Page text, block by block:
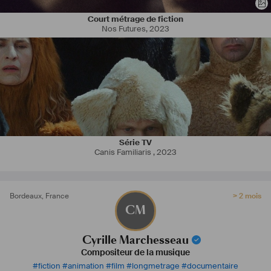
Court métrage de fiction
Nos Futures,2023
Série TV
Canis Familiaris ,2023
Bordeaux, France
CM
> 2 mois
Cyrille Marchesseau
Compositeur de la musique
#fiction #animation #film #longmetrage #documentaire